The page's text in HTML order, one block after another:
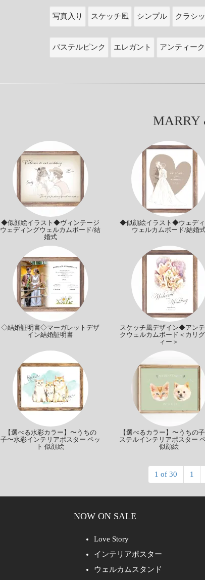
写真入り スケッチ風 シンプル クラシ
パステルピンク エレガント アンティーク
MARRY
◆似顔絵イラスト◆ヴィンテージ
ウェディングウェルカムボード/結
婚式
◆似顔絵イラスト◆ウェデ
ウェルカムボード/結婚
◇結婚証明書◇マーガレットデザ
イン結婚証明書
スケッチ風デザイン◆アン
クウェルカムボード＜カリ
ィー＞
【選べる水彩カラー】〜うちの
子〜水彩インテリアポスター ペッ
ト 似顔絵
【選べるカラー】〜うちの
ステルインテリアポスター
似顔絵
1 of 30 1
NOW ON SALE
Love Story
インテリアポスター
ウェルカムスタンド